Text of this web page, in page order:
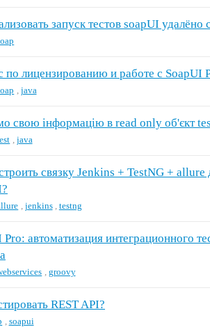
запуск тестов soapUI удалёно
по лицензированию и работе с SoapUI
, java
свою інформацію в read only об'єкт
, java
связку Jenkins + TestNG + allure
, jenkins , testng
Pro: автоматизация интеграционного
, groovy
REST API?
, soapui